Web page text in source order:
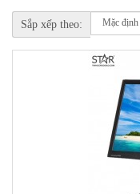
Sắp xếp theo: